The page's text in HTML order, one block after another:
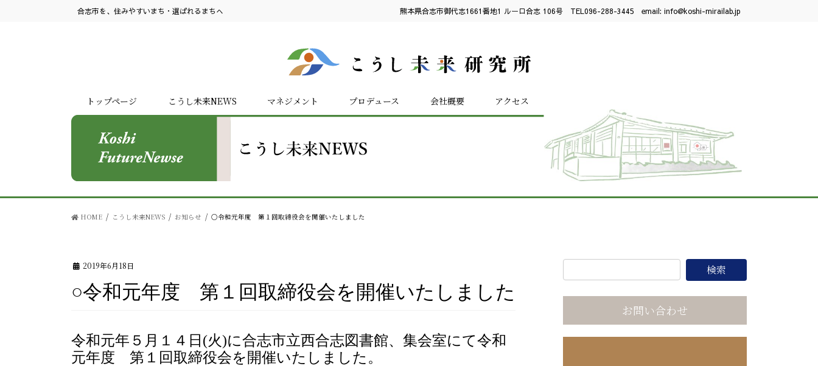
合志市を、住みやすいまち・選ばれるまちへ 熊本県合志市御代志1661番地1 ルーロ合志 106号 TEL 096-288-3445 email: info@koshi-mirailab.jp
トップページ こうし未来NEWS マネジメント プロデュース 会社概要 アクセス
HOME こうし未来NEWS お知らせ ○令和元年度 第１回取締役会を開催いたしました
2019年6月18日
○令和元年度 第１回取締役会を開催いたしました
令和元年５月１４日(火)に合志市立西合志図書館、集会室にて令和
元年度 第１回取締役会を開催いたしました。
お問い合わせ